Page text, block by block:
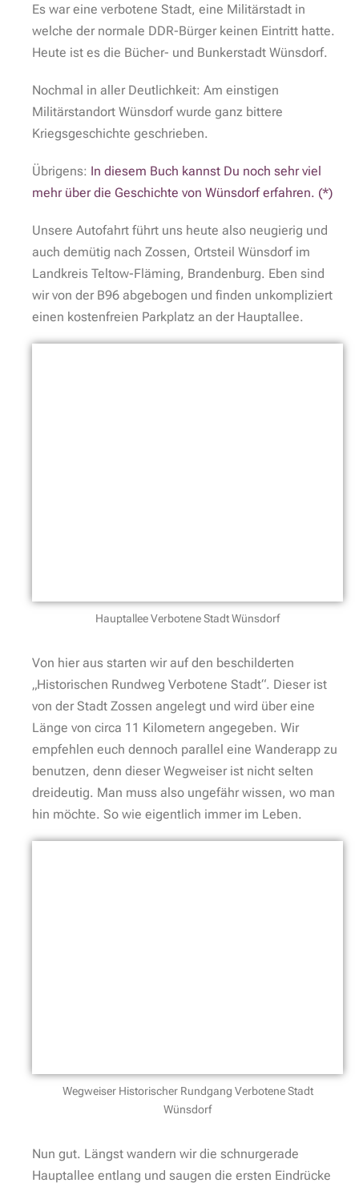
Es war eine verbotene Stadt, eine Militärstadt in
welche der normale DDR-Bürger keinen Eintritt hatte.
Heute ist es die Bücher- und Bunkerstadt Wünsdorf.
Nochmal in aller Deutlichkeit: Am einstigen
Militärstandort Wünsdorf wurde ganz bittere
Kriegsgeschichte geschrieben.
Übrigens: In diesem Buch kannst Du noch sehr viel
mehr über die Geschichte von Wünsdorf erfahren. (*)
Unsere Autofahrt führt uns heute also neugierig und
auch demütig nach Zossen, Ortsteil Wünsdorf im
Landkreis Teltow-Fläming, Brandenburg. Eben sind
wir von der B96 abgebogen und finden unkompliziert
einen kostenfreien Parkplatz an der Hauptallee.
Wegweiser Historischer Rundgang Verbotene Stadt
Wünsdorf
Nun gut. Längst wandern wir die schnurgerade
Hauptallee entlang und saugen die ersten Eindrücke
auf. Dies ist rechter Hand ein im Entstehen
begriffenes Wohngebiet. Orange von der Zossener
Metallbaufirma Wilka gefertigte Kunstobjekte zieren
die Straße. Sicherlich ist das tanzende Pärchen nicht
in die Gegenwart. Hier wird Altes transformiert und es
entsteht jetzt was Neues. Das darf gefeiert werden.
Tanzendes Pärchen in Wünsdorf